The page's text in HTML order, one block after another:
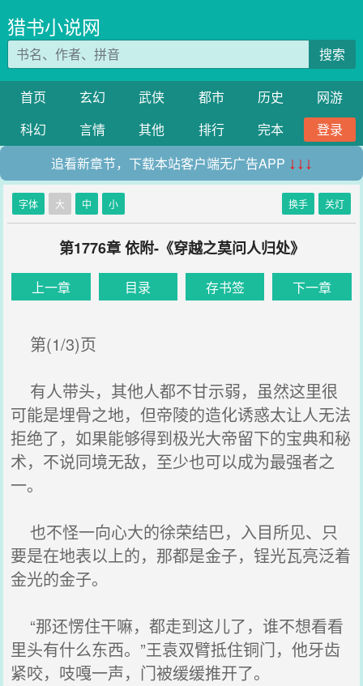
猎书小说网
搜索
首页 玄幻 武侠 都市 历史
网游
科幻
言情 其他 排行 完本
登录
追看新章节，下载本站客户端无广告APP ↓↓↓
字体 大 中 小 换手 关灯
第1776章 依附-《穿越之莫问人归处》
上一章 目录 存书签 下一章
第(1/3)页
有人带头，其他人都不甘示弱，虽然这里很
可能是埋骨之地，但帝陵的造化诱惑太让人无法
拒绝了，如果能够得到极光大帝留下的宝典和秘
术，不说同境无敌，至少也可以成为最强者之
一。
也不怪一向心大的徐荣结巴，入目所见、只
要是在地表以上的，那都是金子，锃光瓦亮泛着
金光的金子。
“那还愣住干嘛，都走到这儿了，谁不想看看
里头有什么东西。”王袁双臂抵住铜门，他牙齿
紧咬，吱嘎一声，门被缓缓推开了。